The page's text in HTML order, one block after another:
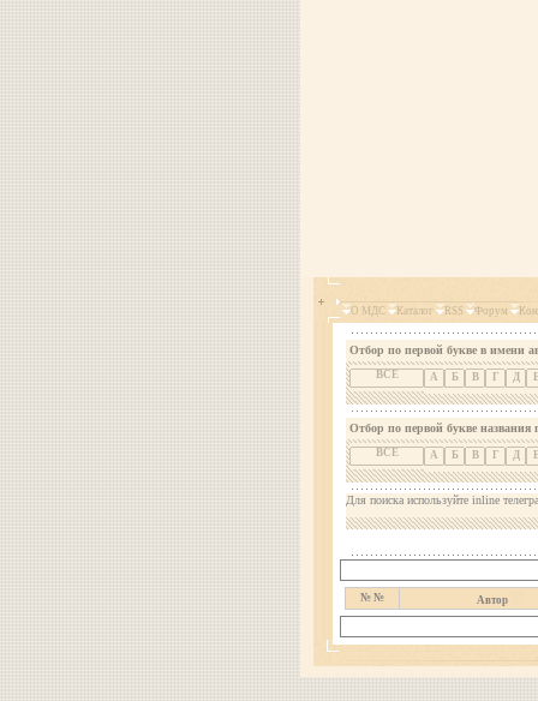
О МДС Каталог RSS Форум
Отбор по первой букве в имени
ВСЕ А Б В Г Д
Отбор по первой букве названия
ВСЕ А Б В Г Д
Для поиска используйте inline
№ № Автор